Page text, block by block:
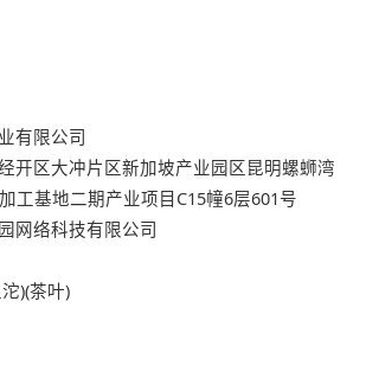
有限公司
开区大冲片区新加坡产业园区昆明螺蛳湾
工基地二期产业项目C15幢6层601号
网络科技有限公司
)(茶叶)